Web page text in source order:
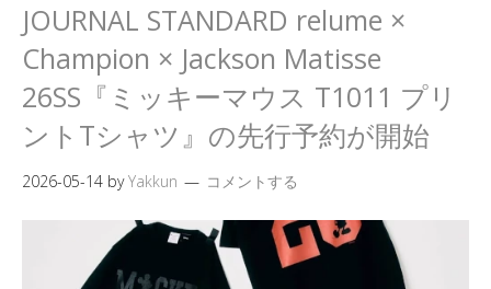
JOURNAL STANDARD relume ×
Champion × Jackson Matisse
26SS『ミッキーマウス T1011 プリ
ントTシャツ』の先行予約が開始
2026-05-14 byYakkun コメントする